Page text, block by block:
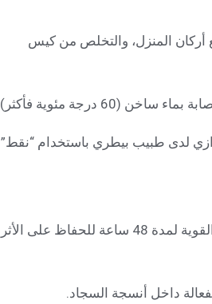
أركان المنزل، والتخلص من كيس
درجة مئوية فأكثر).
لدى طبيب بيطري باستخدام “نقط”
عدم مسح الأرضيات بالمنظفات الكيميائية القوية لمدة 48 ساعة للحفاظ على الأثر
داخل أنسجة السجاد.